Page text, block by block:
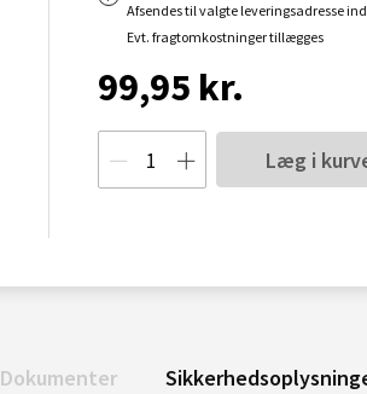
Afsendes til valgte leveringsadresse
Evt. fragtomkostninger tillægges
99,95 kr.
Læg i
Dokumenter